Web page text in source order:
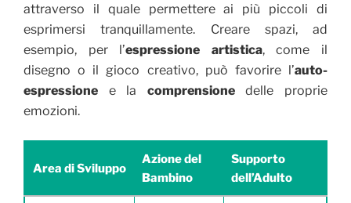
attraverso il quale permettere ai più piccoli di
esprimersi tranquillamente. Creare spazi, ad
esempio, per l’espressione artistica, come il
disegno o il gioco creativo, può favorire l’auto-
espressione e la comprensionedelle proprie
emozioni.
Area di Sviluppo
Azione del
Bambino
Supporto
dell’Adulto